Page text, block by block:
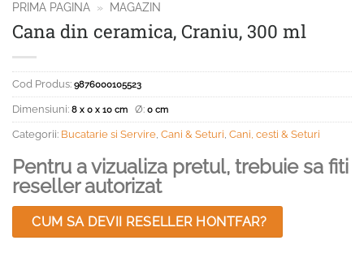
PRIMA PAGINA » MAGAZIN
Cana din ceramica, Craniu, 300 ml
Cod Produs: 9876000105523
Dimensiuni: 8 x 0 x 10 cm Ø: 0 cm
Categorii: Bucatarie si Servire Cani & Seturi Cani, cesti & Seturi
Pentru a vizualiza pretul, trebuie sa fiti
reseller autorizat
CUM SA DEVII RESELLER HONTFAR?